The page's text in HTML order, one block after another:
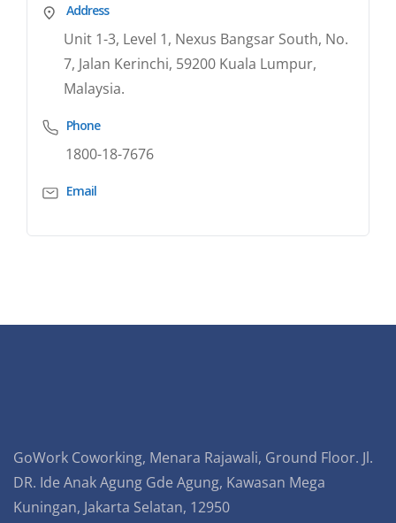
Address
Unit 1-3, Level 1, Nexus Bangsar South, No.
7, Jalan Kerinchi, 59200 Kuala Lumpur,
Malaysia.
Phone
1800-18-7676
Email
GoWork Coworking, Menara Rajawali, Ground Floor. Jl.
DR. Ide Anak Agung Gde Agung, Kawasan Mega
Kuningan, Jakarta Selatan, 12950